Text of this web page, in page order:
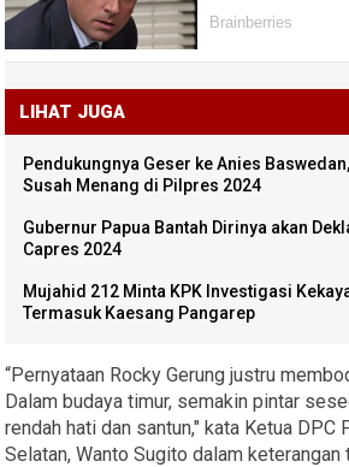
LIHAT JUGA
Pendukungnya Geser ke Anies
Susah Menang di Pilpres 2024
Gubernur Papua Bantah Dirinya akan
Capres 2024
Mujahid 212 Minta KPK Investigasi
Termasuk Kaesang Pangarep
“Pernyataan Rocky Gerung justru
Dalam budaya timur, semakin pintar
rendah hati dan santun," kata Ketua DPC
Selatan, Wanto Sugito dalam